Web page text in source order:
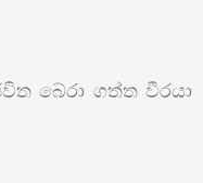
බේරා ගත්ත වීරයා